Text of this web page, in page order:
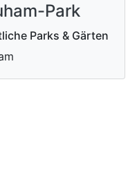
Park
Parks & Gärten